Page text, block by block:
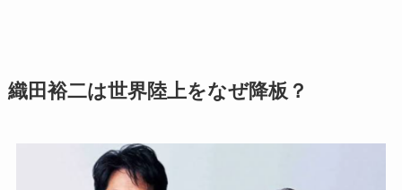
織田裕二は世界陸上をなぜ降板？